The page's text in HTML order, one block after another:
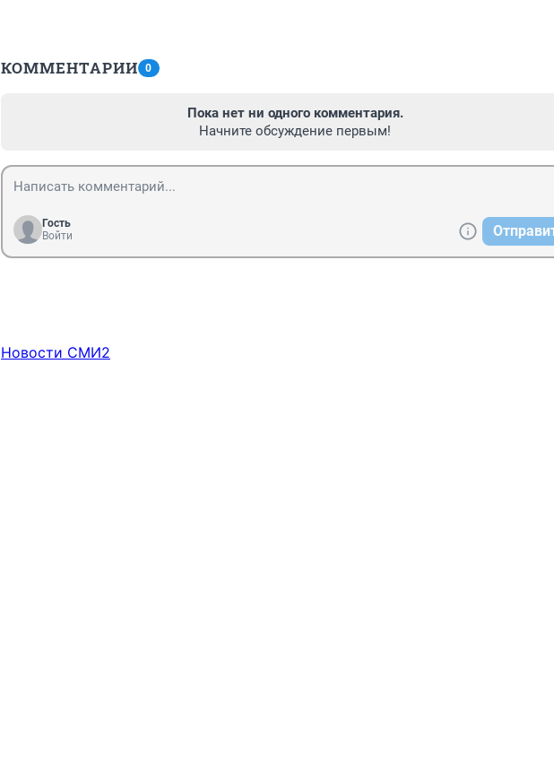
КОММЕНТАРИИ 0
Пока нет ни одного комментария.
Начните обсуждение первым!
Гость
Войти
Новости СМИ2